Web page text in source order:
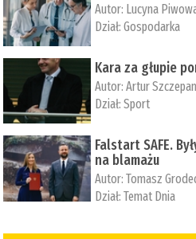
Autor: Lucyna
Dział:Gospodarka
Kara za głupie
Autor:Artur
Dział:Sport
Falstart SAFE.
na blamażu
Autor:Tomasz
Dział:Temat Dnia